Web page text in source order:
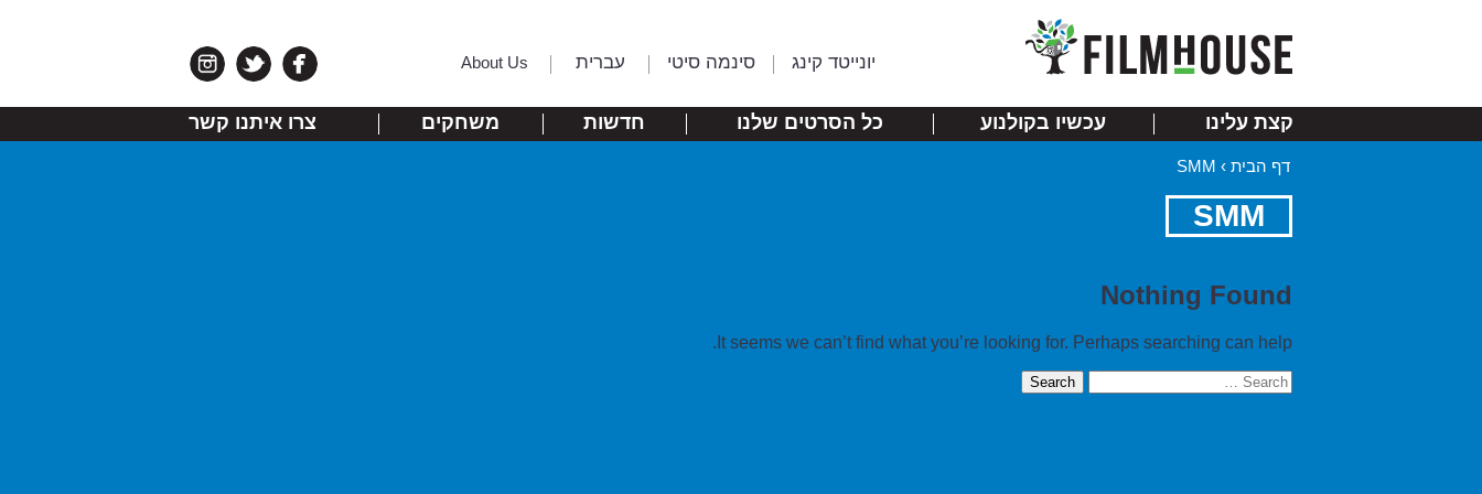
יונייטד קינג סינמה סיטי עברית About Us
קצת עלינו עכשיו בקולנוע כל הסרטים שלנו חדשות משחקים צרו איתנו קשר
דף הבית ›
SMM
SMM
Nothing Found
It seems we can’t find what you’re looking for. Perhaps searching can help.
Search
for: